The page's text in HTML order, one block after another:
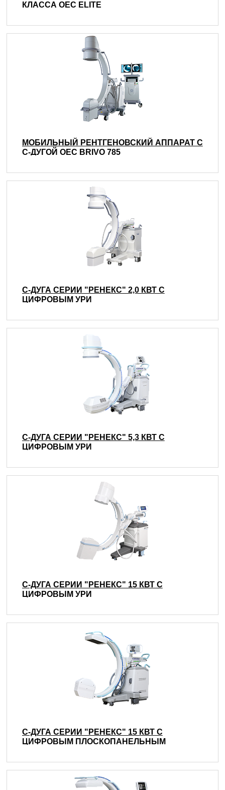
КЛАССА OEC ELITE
МОБИЛЬНЫЙ РЕНТГЕНОВСКИЙ АППАРАТ С
С-ДУГОЙ OEC BRIVO 785
C-ДУГА СЕРИИ "РЕНЕКС" 2,0 КВТ С
ЦИФРОВЫМ УРИ
С-ДУГА СЕРИИ "РЕНЕКС" 5,3 КВТ С
ЦИФРОВЫМ УРИ
С-ДУГА СЕРИИ "РЕНЕКС" 15 КВТ С
ЦИФРОВЫМ УРИ
С-ДУГА СЕРИИ "РЕНЕКС" 15 КВТ С
ЦИФРОВЫМ ПЛОСКОПАНЕЛЬНЫМ